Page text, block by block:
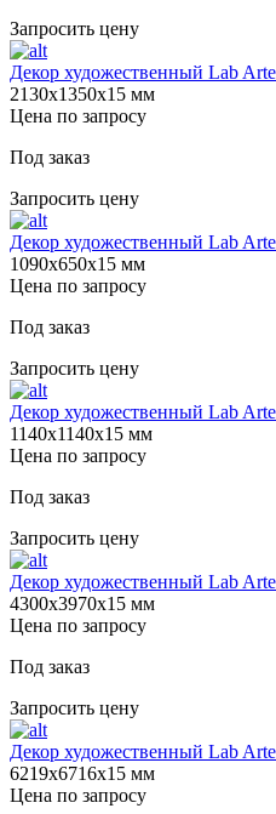
Запросить цену
Декор художественный Lab
2130х1350х15 мм
Цена по запросу
Под заказ
Запросить цену
Декор художественный Lab
1090х650х15 мм
Цена по запросу
Под заказ
Запросить цену
Декор художественный Lab
1140х1140х15 мм
Цена по запросу
Под заказ
Запросить цену
Декор художественный Lab
4300х3970х15 мм
Цена по запросу
Под заказ
Запросить цену
Декор художественный Lab
6219х6716х15 мм
Цена по запросу